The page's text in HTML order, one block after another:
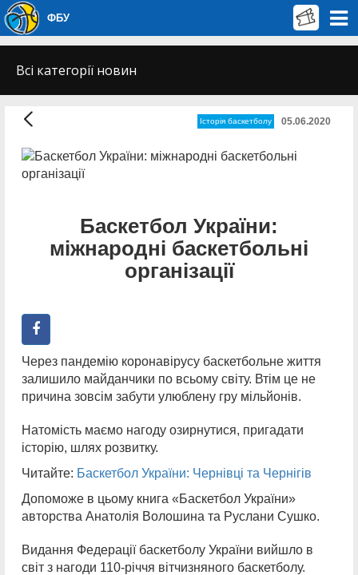
ФБУ
Всі категорії новин
Історія баскетболу 05.06.2020
Баскетбол України:
міжнародні баскетбольні
організації
Через пандемію коронавірусу баскетбольне життя
залишило майданчики по всьому світу. Втім це не
причина зовсім забути улюблену гру мільйонів.
Натомість маємо нагоду озирнутися, пригадати
історію, шлях розвитку.
Читайте: Баскетбол України: Чернівці та Чернігів
Допоможе в цьому книга «Баскетбол України»
авторства Анатолія Волошина та Руслани Сушко.
Видання Федерації баскетболу України вийшло в
світ з нагоди 110-річчя вітчизняного баскетболу.